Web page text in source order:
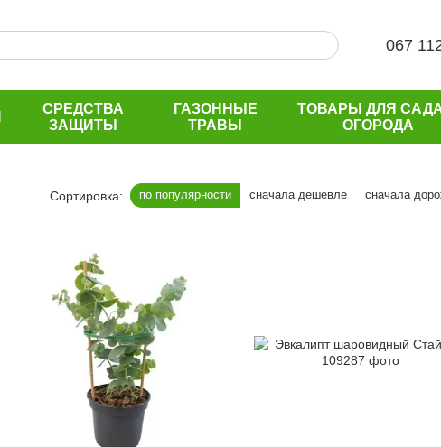
067
СРЕДСТВА
ЗАЩИТЫ
ГАЗОННЫЕ
ТРАВЫ
ТОВАРЫ ДЛЯ
ОГОРОДА
Сортировка: по популярности сначала дешевле сначала